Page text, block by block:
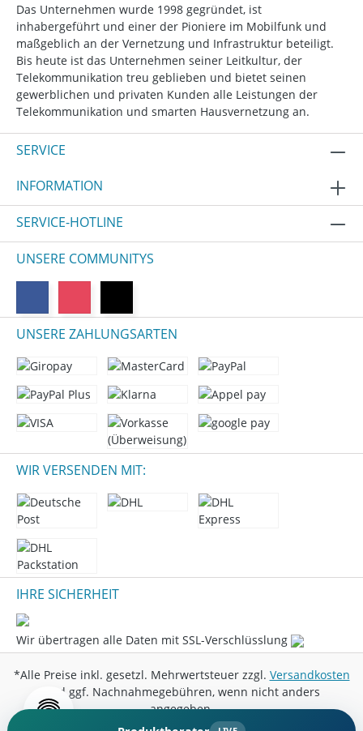
Das Unternehmen wurde 1998 gegründet, ist
inhabergeführt und einer der Pioniere im Mobilfunk und
maßgeblich an der Vernetzung und Infrastruktur beteiligt.
Bis heute ist das Unternehmen seiner Leitkultur, der
Telekommunikation treu geblieben und bietet seinen
gewerblichen und privaten Kunden alle Leistungen der
Telekommunikation und smarten Hausvernetzung an.
SERVICE
INFORMATION
SERVICE-HOTLINE
UNSERE COMMUNITYS
UNSERE ZAHLUNGSARTEN
WIR VERSENDEN MIT:
IHRE SICHERHEIT
Wir übertragen alle Daten mit SSL-Verschlüsslung
*Alle Preise inkl. gesetzl. Mehrwertsteuer zzgl. Versandkosten
und ggf. Nachnahmegebühren, wenn nicht anders
angegeben.